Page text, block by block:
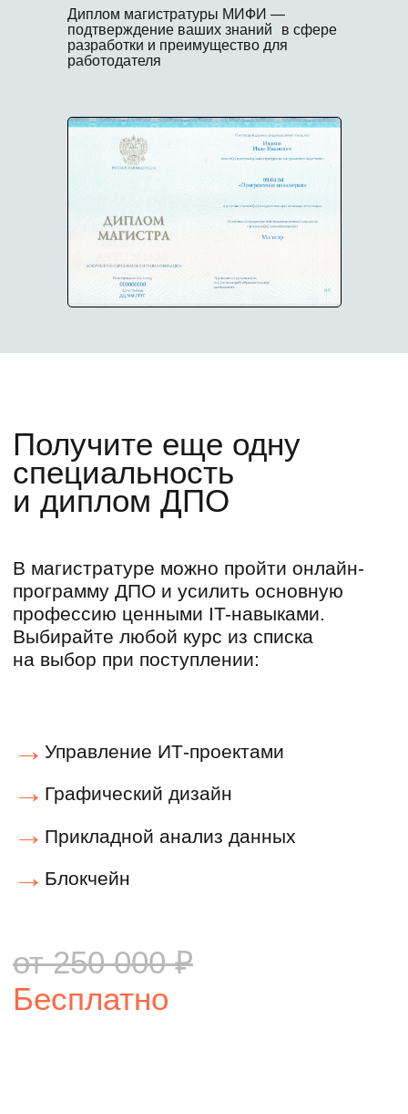
Диплом магистратуры МИФИ —
подтверждение ваших знаний в сфере
разработки и преимущество для
работодателя